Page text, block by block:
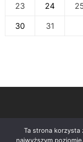
23 24
30
31
Ta strona korzysta
najwyższym